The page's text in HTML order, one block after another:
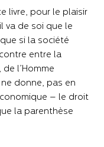
livre, pour le plaisir
va de soi que le
si la société
entre la
l’Homme
donne, pas en
– le droit
la parenthèse